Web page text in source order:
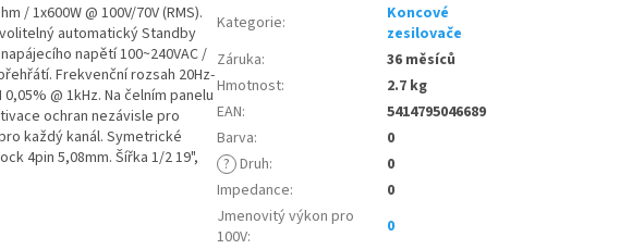
/ 1x600W @ 100V/70V (RMS).
automatický Standby
napětí 100~240VAC /
Frekvenční rozsah 20Hz-
@ 1kHz. Na čelním panelu
ochran nezávisle pro
každý kanál. Symetrické
4pin 5,08mm. Šířka 1/2 19",
Kategorie:
Koncové
zesilovače
Záruka:
36 měsíců
Hmotnost:
2.7 kg
EAN:
5414795046689
Barva:
0
? Druh:
0
Impedance:
0
Jmenovitý výkon pro
100V:
0